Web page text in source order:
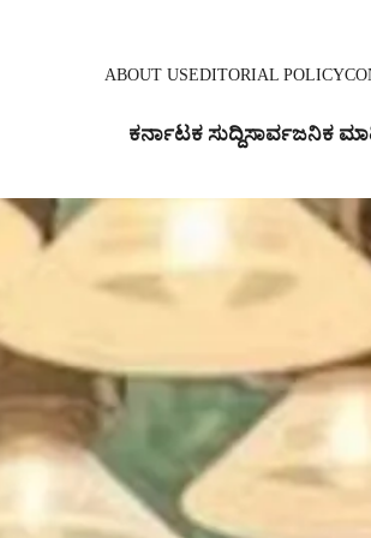
ABOUT USEDITORIAL POLICY
ಕರ್ನಾಟಕ ಸುದ್ದಿಸಾರ್ವಜನಿಕ